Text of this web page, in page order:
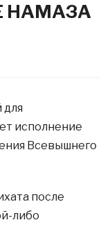
НАМАЗА
для
исполнение
Всевышнего
после
либо